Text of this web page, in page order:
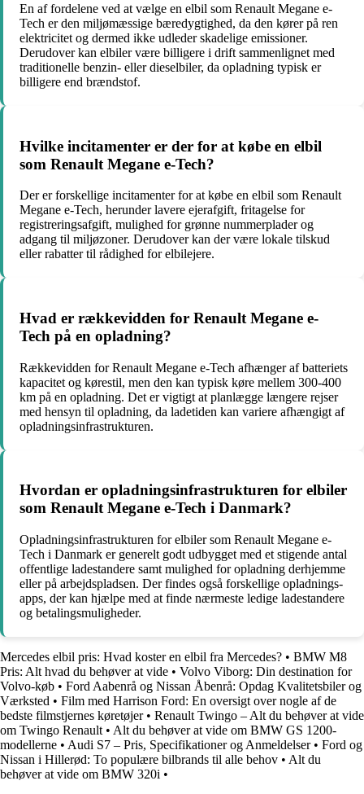
En af fordelene ved at vælge en elbil som Renault Megane e-
Tech er den miljømæssige bæredygtighed, da den kører på ren
elektricitet og dermed ikke udleder skadelige emissioner.
Derudover kan elbiler være billigere i drift sammenlignet med
traditionelle benzin- eller dieselbiler, da opladning typisk er
billigere end brændstof.
Hvilke incitamenter er der for at købe en elbil
som Renault Megane e-Tech?
Der er forskellige incitamenter for at købe en elbil som Renault
Megane e-Tech, herunder lavere ejerafgift, fritagelse for
registreringsafgift, mulighed for grønne nummerplader og
adgang til miljøzoner. Derudover kan der være lokale tilskud
eller rabatter til rådighed for elbilejere.
Hvad er rækkevidden for Renault Megane e-
Tech på en opladning?
Rækkevidden for Renault Megane e-Tech afhænger af batteriets
kapacitet og kørestil, men den kan typisk køre mellem 300-400
km på en opladning. Det er vigtigt at planlægge længere rejser
med hensyn til opladning, da ladetiden kan variere afhængigt af
opladningsinfrastrukturen.
Hvordan er opladningsinfrastrukturen for elbiler
som Renault Megane e-Tech i Danmark?
Opladningsinfrastrukturen for elbiler som Renault Megane e-
Tech i Danmark er generelt godt udbygget med et stigende antal
offentlige ladestandere samt mulighed for opladning derhjemme
eller på arbejdspladsen. Der findes også forskellige opladnings-
apps, der kan hjælpe med at finde nærmeste ledige ladestandere
og betalingsmuligheder.
Mercedes elbil pris: Hvad koster en elbil fra Mercedes? • BMW M8
Pris: Alt hvad du behøver at vide • Volvo Viborg: Din destination for
Volvo-køb • Ford Aabenrå og Nissan Åbenrå: Opdag Kvalitetsbiler og
Værksted • Film med Harrison Ford: En oversigt over nogle af de
bedste filmstjernes køretøjer• Renault Twingo – Alt du behøver at vide
om Twingo Renault • Alt du behøver at vide om BMW GS 1200-
modellerne • Audi S7 – Pris, Specifikationer og Anmeldelser• Ford og
Nissan i Hillerød: To populære bilbrands til alle behov • Alt du
behøver at vide om BMW 320i •